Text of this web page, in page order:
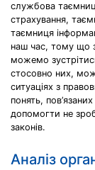
службова
страхування,
таємниця
наш час, тому що
можемо
стосовно них,
ситуаціях з
понять,
допомогти не
законів.
Аналіз